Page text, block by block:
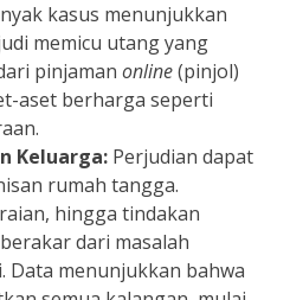
kasus menunjukkan
memicu utang yang
pinjaman online(pinjol)
aset berharga seperti
Keluarga: Perjudian dapat
rumah tangga.
hingga tindakan
dari masalah
Data menunjukkan bahwa